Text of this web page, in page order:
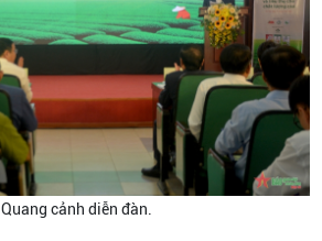
Quang cảnh diễn đàn.